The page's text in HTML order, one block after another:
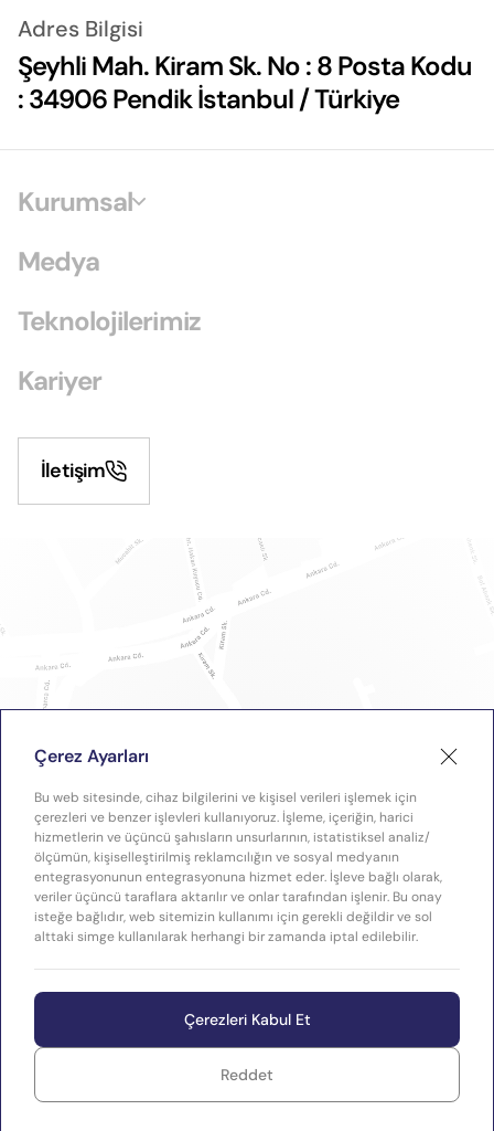
Adres Bilgisi
Şeyhli Mah. Kiram Sk. No : 8 Posta Kodu
: 34906 Pendik İstanbul / Türkiye
Kurumsal
Medya
Teknolojilerimiz
Kariyer
İletişim
Copyright © 2026 Plastimak TASARIM
Çerez Ayarları
Bu web sitesinde, cihaz bilgilerini ve kişisel verileri işlemek için
çerezleri ve benzer işlevleri kullanıyoruz. İşleme, içeriğin, harici
hizmetlerin ve üçüncü şahısların unsurlarının, istatistiksel analiz/
ölçümün, kişiselleştirilmiş reklamcılığın ve sosyal medyanın
entegrasyonunun entegrasyonuna hizmet eder. İşleve bağlı olarak,
veriler üçüncü taraflara aktarılır ve onlar tarafından işlenir. Bu onay
isteğe bağlıdır, web sitemizin kullanımı için gerekli değildir ve sol
alttaki simge kullanılarak herhangi bir zamanda iptal edilebilir.
Çerezleri Kabul Et
Reddet